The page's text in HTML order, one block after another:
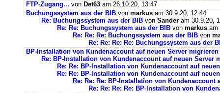
FTP-Zugang... von Det63 am 26.10.20, 13:47
Buchungssystem aus der BIB von markus am 30.9.20, 12:44
Re: Buchungssystem aus der BIB von Sander am 30.9.20,
Re: Re: Buchungssystem aus der BIB von markus am
Re: Re: Re: Buchungssystem aus der BIB von
Re: Re: Re: Re: Buchungssystem aus der
BP-Installation von Kundenaccount auf neuen Server migrieren
Re: BP-Installation von Kundenaccount auf neuen Server
Re: Re: BP-Installation von Kundenaccount auf
Re: Re: BP-Installation von Kundenaccount auf
Re: Re: Re: BP-Installation von Kundenaccount
Re: Re: Re: Re: BP-Installation von